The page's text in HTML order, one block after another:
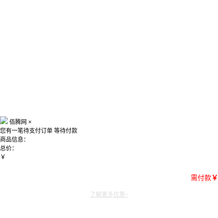
佰腾网 ×
您有一笔待支付订单 等待付款
商品信息：
总价：
￥
需付款￥
了解更多优惠~